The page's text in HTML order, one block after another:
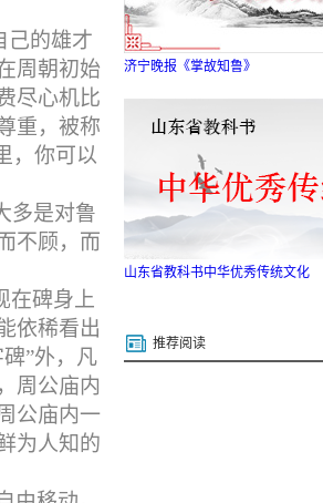
己的雄才
周朝初始
尽心机比
重，被称
，你可以
多是对鲁
不顾，而
在碑身上
依稀看出
”外，凡
周公庙内
公庙内一
为人知的
济宁晚报《掌故知鲁》
山东省教科书中华优秀传统文化
推荐阅读